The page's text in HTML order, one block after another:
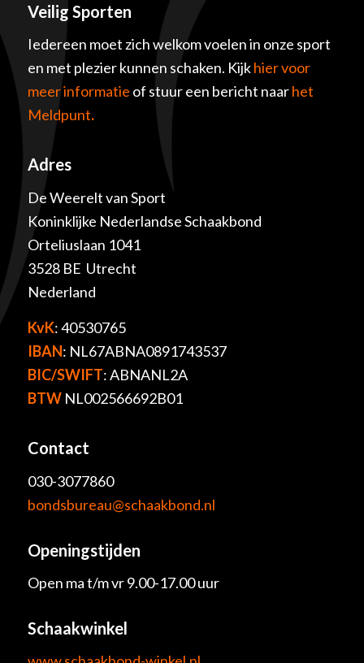
Veilig Sporten
Iedereen moet zich welkom voelen in onze sport
en met plezier kunnen schaken. Kijkhier voor
meer informatie of stuur een bericht naarhet
Meldpunt.
Adres
De Weerelt van Sport
Koninklijke Nederlandse Schaakbond
Orteliuslaan 1041
3528 BE Utrecht
Nederland
KvK: 40530765
IBAN: NL67ABNA0891743537
BIC/SWIFT: ABNANL2A
BTWNL002566692B01
Contact
030-3077860
bondsbureau@schaakbond.nl
Openingstijden
Open ma t/m vr 9.00-17.00 uur
Schaakwinkel